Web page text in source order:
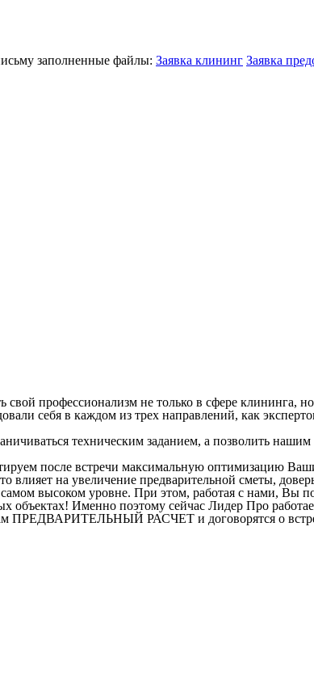
заполненные файлы: Заявка клининг Заявка
профессионализм не только в сфере клининга, но
себя в каждом из трех направлений, как
техническим заданием, а позволить
после встречи максимальную оптимизацию
влияет на увеличение предварительной сметы,
высоком уровне. При этом, работая с нами, Вы
Именно поэтому сейчас Лидер Про
ПРЕДВАРИТЕЛЬНЫЙ РАСЧЕТ и договорятся о